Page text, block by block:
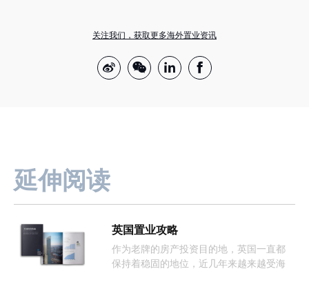
关注我们，获取更多海外置业资讯
延伸阅读
英国置业攻略
作为老牌的房产投资目的地，英国一直都
保持着稳固的地位，近几年来越来越受海